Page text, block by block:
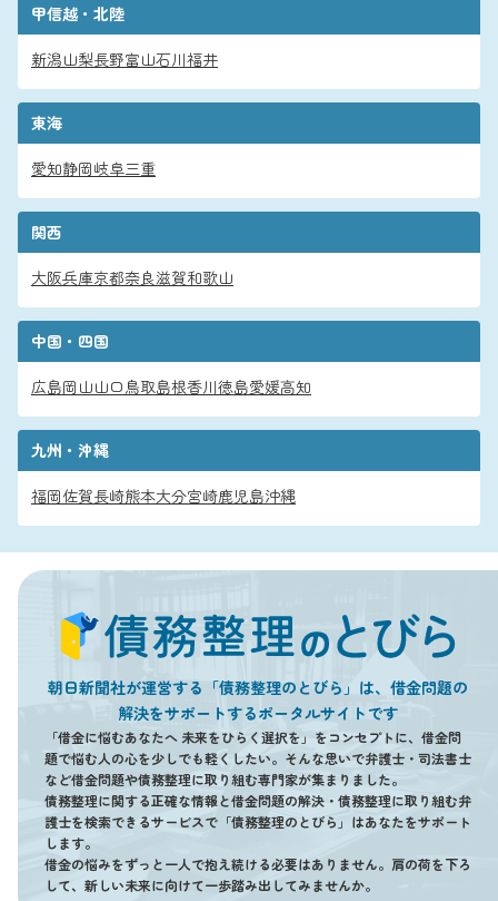
甲信越・北陸
新潟山梨長野富山石川福井
東海
愛知静岡岐阜三重
関西
大阪兵庫京都奈良滋賀和歌山
中国・四国
広島岡山山口鳥取島根香川徳島愛媛高知
九州・沖縄
福岡佐賀長崎熊本大分宮崎鹿児島沖縄
朝日新聞社が運営する「債務整理のとびら」は、借金問題の
解決をサポートするポータルサイトです
「借金に悩むあなたへ 未来をひらく選択を」をコンセプトに、借金問
題で悩む人の心を少しでも軽くしたい。そんな思いで弁護士・司法書士
など借金問題や債務整理に取り組む専門家が集まりました。
債務整理に関する正確な情報と借金問題の解決・債務整理に取り組む弁
護士を検索できるサービスで「債務整理のとびら」はあなたをサポート
します。
借金の悩みをずっと一人で抱え続ける必要はありません。肩の荷を下ろ
して、新しい未来に向けて一歩踏み出してみませんか。